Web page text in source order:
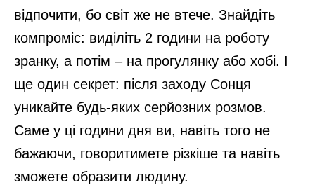
відпочити, бо світ же не втече. Знайдіть
компроміс: виділіть 2 години на роботу
зранку, а потім – на прогулянку або хобі. І
ще один секрет: після заходу Сонця
уникайте будь-яких серйозних розмов.
Саме у ці години дня ви, навіть того не
бажаючи, говоритимете різкіше та навіть
зможете образити людину.